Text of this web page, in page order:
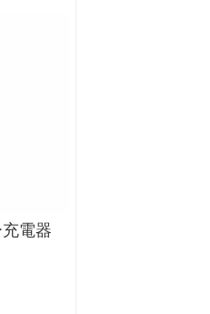
電器